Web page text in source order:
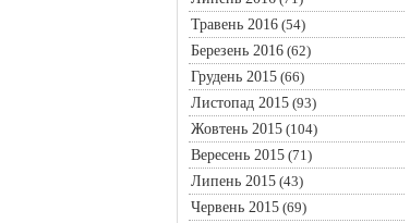
Травень 2016(54)
Березень 2016(62)
Грудень 2015(66)
Листопад 2015(93)
Жовтень 2015(104)
Вересень 2015(71)
Липень 2015(43)
Червень 2015(69)